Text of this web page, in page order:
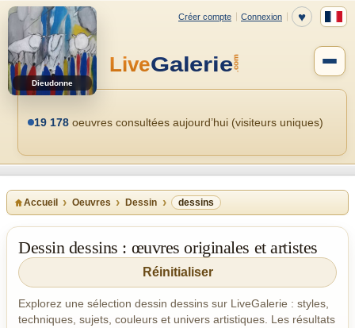
Dieudonne
19 178 oeuvres consultées aujourd’hui (visiteurs uniques)
Accueil Oeuvres Dessin dessins
Dessin dessins : œuvres originales et artistes
Réinitialiser
Explorez une sélection dessin dessins sur LiveGalerie : styles,
techniques, sujets, couleurs et univers artistiques. Les résultats